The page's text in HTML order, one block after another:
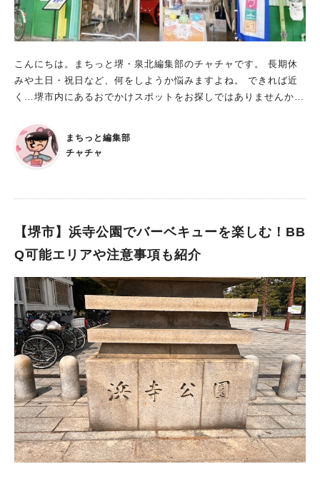
長期休みに訪れてみてはいかがでしょうか？
こんにちは。まちっと堺・泉北編集部のチャチャです。 長期休
みや土日・祝日など、何をしようか悩みますよね。 できれば近
く…堺市内にあるおでかけスポットをお探しではありませんか？
本線「七道駅」から徒歩10分ほどの場所に位置する“コンペイト
ウミュージアム堺”です！ コンペイトウミュージアム堺とは？ 営
業時間：9:00～17:00 所在地：大阪府堺市堺区南島町4-148-12
きるスポットが、“コンペイトウミュージアム堺”です！ 製造工程
なただけのオリジナルコンペイトウまで作れちゃいます！ この
コンペイトウ手作り体験は、公式サイトでの予約が必要です。
プレミアム金平糖工房は1釜3,600円で、1釜で（お子様含めて）
最大3人まで体験できます。 ショップスペースには、かわいいカ
ラーのコンペイトウがたくさん！ ご当地コンペイトウなど、珍
しいものも見つかりますよ。 ここを見に行くだけでも楽しいは
ず。 今年で22年…ありが糖ございます！ 今回、ご紹介にあた
り、代表の野村さんにお話を伺いました。 「2003年3月にオー
プンしたコンペイトウミュージアム堺ですが、地域の皆さまに愛
していただき、今年で22年を迎えました。ありが糖ございま
す！！ 現在は、直径30cmのミニ釜を使い、金平糖のサイズ、
色、味などカスタマイズしていただき、2種類のオリジナルの金
平糖が作れるようになりました。 以前お越しいただいたお客さ
まちっと編集部
チャチャ
【堺市】浜寺公園でバーベキューを楽しむ！BB
Q可能エリアや注意事項も紹介